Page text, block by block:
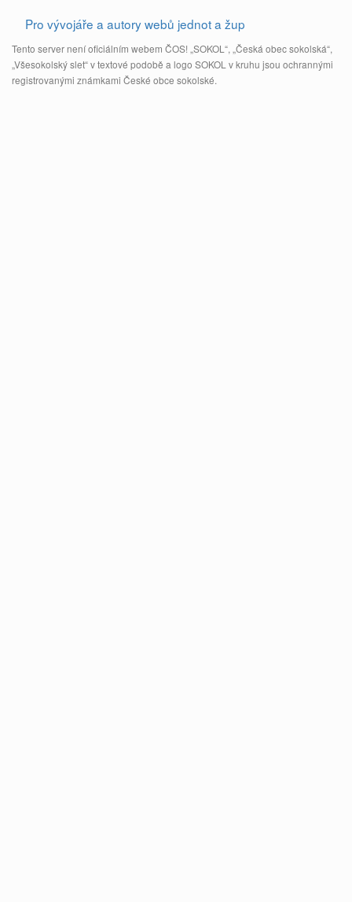
Pro vývojáře a autory webů jednot a žup
Tento server není oficiálním webem ČOS! „SOKOL“, „Česká obec sokolská“,
„Všesokolský slet“ v textové podobě a logo SOKOL v kruhu jsou ochrannými
registrovanými známkami České obce sokolské.